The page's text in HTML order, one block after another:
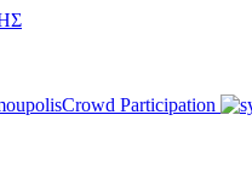
Crowd Participation